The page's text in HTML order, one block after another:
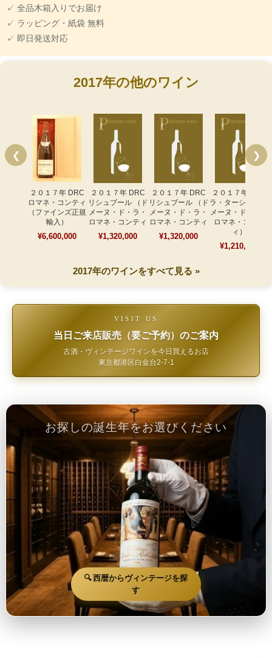
✓ 全品木箱入りでお届け
✓ ラッピング・紙袋 無料
✓ 即日発送対応
2017年の他のワイン
❮
２０１７年 DRC
ロマネ・コンティ
（ファインズ正規
輸入）
¥6,600,000
２０１７年 DRC
リシュブール （ド
メーヌ・ド・ラ・
ロマネ・コンティ
¥1,320,000
２０１７年 DRC
リシュブール （ド
メーヌ・ド・ラ・
ロマネ・コンティ
¥1,320,000
２０１７年 DRC
ラ・ターシュ （ド
メーヌ・ド・ラ・
ロマネ・コンテ
ィ）
¥1,210,000
❯
2017年のワインをすべて見る »
VISIT US
当日ご来店販売（要ご予約）のご案内
古酒・ヴィンテージワインを今日買えるお店
東京都港区白金台2-7-1
お探しの誕生年をお選びください
🔍 西暦からヴィンテージを探
す